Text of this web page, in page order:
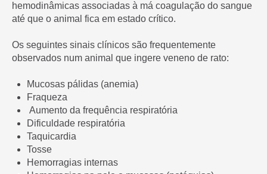
hemodinâmicas associadas à má coagulação do sangue
até que o animal fica em estado crítico.
Os seguintes sinais clínicos são frequentemente
observados num animal que ingere veneno de rato:
Mucosas pálidas (anemia)
Fraqueza
Aumento da frequência respiratória
Dificuldade respiratória
Taquicardia
Tosse
Hemorragias internas